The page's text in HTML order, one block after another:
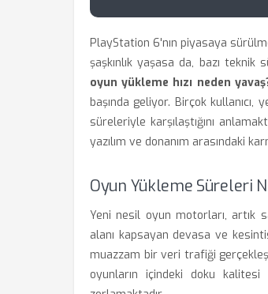
PlayStation 6'nın piyasaya
şaşkınlık yaşasa da, bazı
oyun yükleme hızı neden
başında geliyor. Birçok
süreleriyle karşılaştığını
yazılım ve donanım arasındaki
Oyun Yükleme Süreleri
Yeni nesil oyun motorları, artık
alanı kapsayan devasa ve
muazzam bir veri trafiği
oyunların içindeki doku